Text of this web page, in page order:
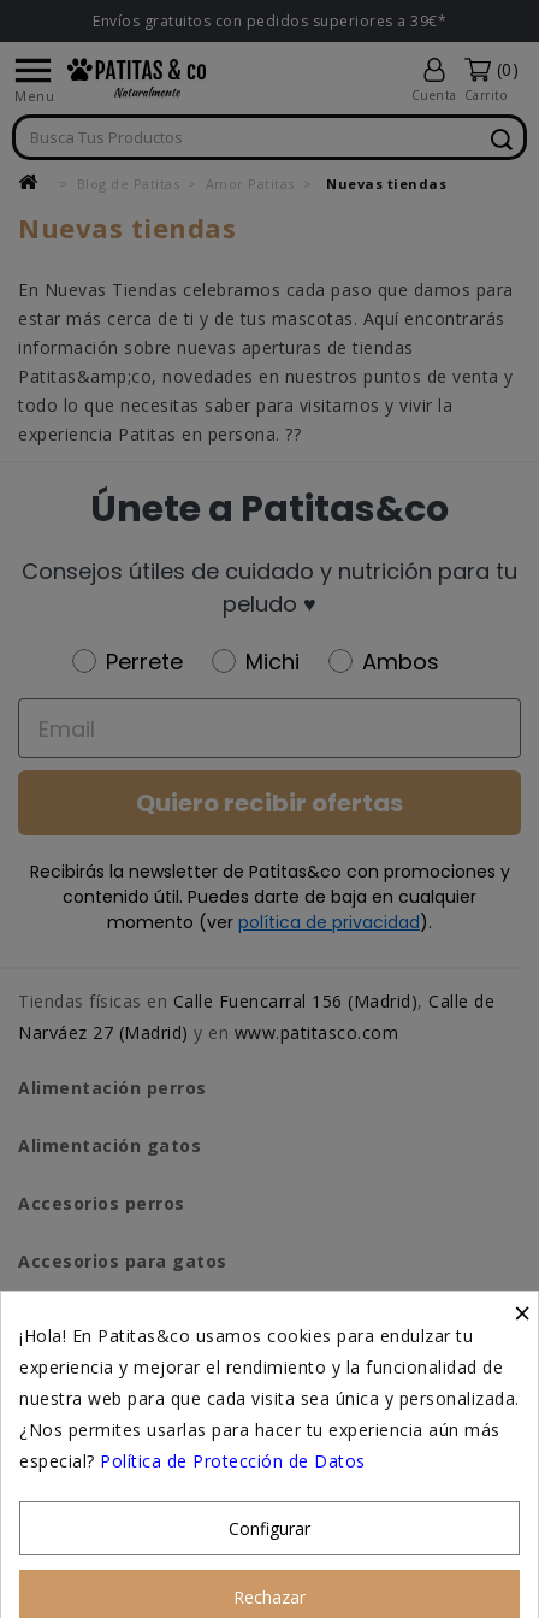
Envíos gratuitos con pedidos superiores a 39€*

Menu Cuenta
(0)
Carrito
Blog de Patitas Amor Patitas Nuevas tiendas
Nuevas tiendas
En Nuevas Tiendas celebramos cada paso que damos para
estar más cerca de ti y de tus mascotas. Aquí encontrarás
información sobre nuevas aperturas de tiendas
Patitas&amp;co, novedades en nuestros puntos de venta y
todo lo que necesitas saber para visitarnos y vivir la
experiencia Patitas en persona. ??
Únete a Patitas&co
Consejos útiles de cuidado y nutrición para tu
peludo ♥️
Newsletter
Perrete Michi
Ambos
Email
Quiero recibir ofertas
Recibirás la newsletter de Patitas&co con promociones y
contenido útil. Puedes darte de baja en cualquier
momento (ver política de privacidad).
Tiendas físicas en Calle Fuencarral 156 (Madrid), Calle de
Narváez 27 (Madrid) y en www.patitasco.com
Alimentación perros
Alimentación gatos
Accesorios perros
Accesorios para gatos
Higiene y salud gatos
Suplementación natural
Nuestras tiendas
×
¡Hola! En Patitas&co usamos cookies para endulzar tu
experiencia y mejorar el rendimiento y la funcionalidad de
nuestra web para que cada visita sea única y personalizada.
¿Nos permites usarlas para hacer tu experiencia aún más
especial? Política de Protección de Datos
Configurar
Rechazar